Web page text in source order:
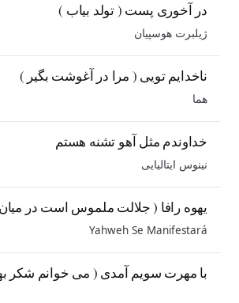
در آخوری پست ( تولد بیاب )
ژیلبرت هوسپیان
ناخدایم تویی ( مرا در آغوشت بگیر )
هما
خداوندم مثل آهو تشنه هستم
نینوس ایتالیایی
یهوه رافا ( جلالت ملموس است در
Yahweh Se Manifestará
با مهرت سویم آمدی ( می خوانم شکر